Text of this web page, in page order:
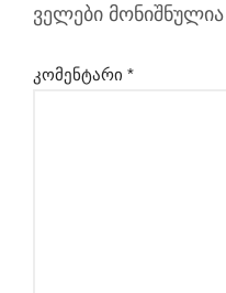
ველები მონიშნულია
კომენტარი *